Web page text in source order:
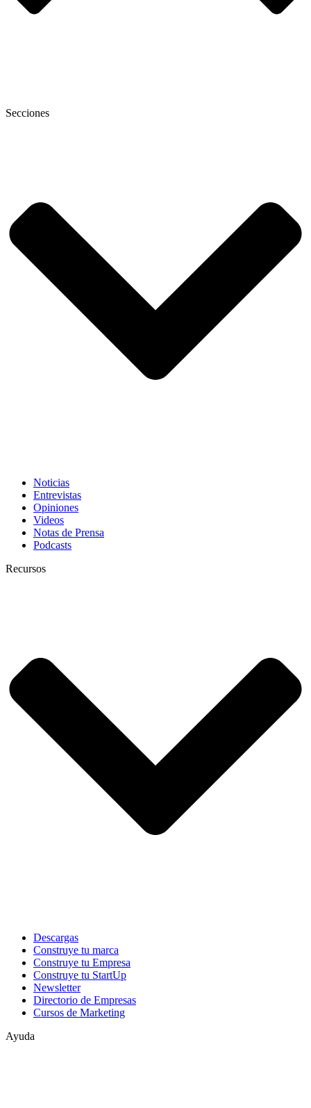
Secciones
Noticias
Entrevistas
Opiniones
Videos
Notas de Prensa
Podcasts
Recursos
Descargas
Construye tu marca
Construye tu Empresa
Construye tu StartUp
Newsletter
Directorio de Empresas
Cursos de Marketing
Ayuda